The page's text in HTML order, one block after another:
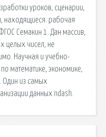
уроков, сценарии,
находящиеся. рабочая
Семакин 1. Дан массив,
целых чисел, не
Научная и учебно-
математике, экономике,
Один из самых
данных ndash.